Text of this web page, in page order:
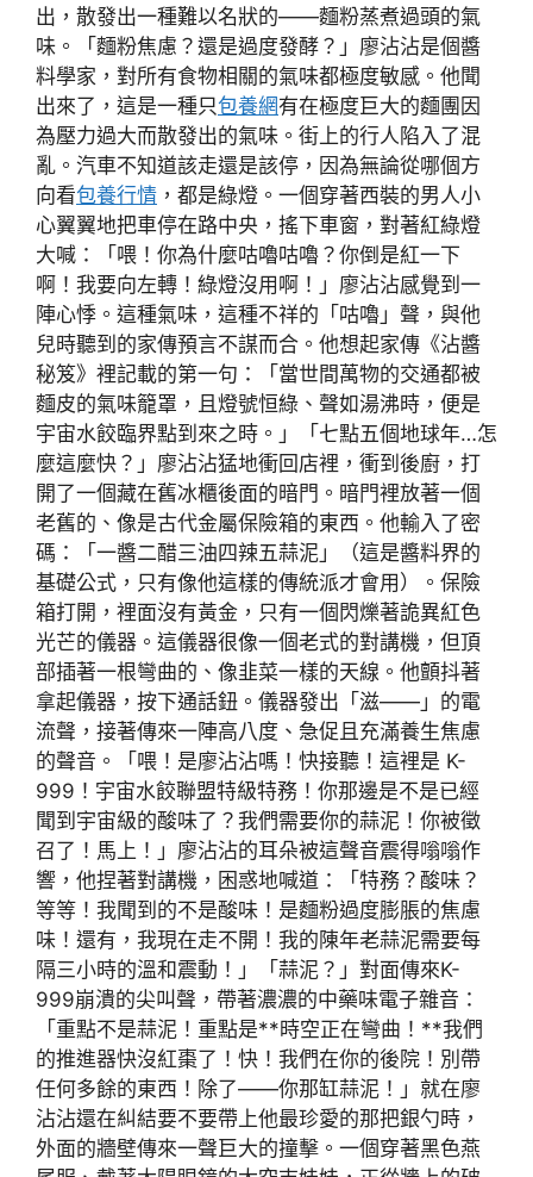
出，散發出一種難以名狀的——麵粉蒸煮過頭的氣
味。「麵粉焦慮？還是過度發酵？」廖沾沾是個醬
料學家，對所有食物相關的氣味都極度敏感。他聞
出來了，這是一種只包養網有在極度巨大的麵團因
為壓力過大而散發出的氣味。街上的行人陷入了混
亂。汽車不知道該走還是該停，因為無論從哪個方
向看包養行情 ，都是綠燈。一個穿著西裝的男人小
心翼翼地把車停在路中央，搖下車窗，對著紅綠燈
大喊：「喂！你為什麼咕嚕咕嚕？你倒是紅一下
啊！我要向左轉！綠燈沒用啊！」廖沾沾感覺到一
陣心悸。這種氣味，這種不祥的「咕嚕」聲，與他
兒時聽到的家傳預言不謀而合。他想起家傳《沾醬
秘笈》裡記載的第一句：「當世間萬物的交通都被
麵皮的氣味籠罩，且燈號恒綠、聲如湯沸時，便是
宇宙水餃臨界點到來之時。」「七點五個地球年…怎
麼這麼快？」廖沾沾猛地衝回店裡，衝到後廚，打
開了一個藏在舊冰櫃後面的暗門。暗門裡放著一個
老舊的、像是古代金屬保險箱的東西。他輸入了密
碼：「一醬二醋三油四辣五蒜泥」（這是醬料界的
基礎公式，只有像他這樣的傳統派才會用）。保險
箱打開，裡面沒有黃金，只有一個閃爍著詭異紅色
光芒的儀器。這儀器很像一個老式的對講機，但頂
部插著一根彎曲的、像韭菜一樣的天線。他顫抖著
拿起儀器，按下通話鈕。儀器發出「滋——」的電
流聲，接著傳來一陣高八度、急促且充滿養生焦慮
的聲音。「喂！是廖沾沾嗎！快接聽！這裡是 K-
999！宇宙水餃聯盟特級特務！你那邊是不是已經
聞到宇宙級的酸味了？我們需要你的蒜泥！你被徵
召了！馬上！」廖沾沾的耳朵被這聲音震得嗡嗡作
響，他捏著對講機，困惑地喊道：「特務？酸味？
等等！我聞到的不是酸味！是麵粉過度膨脹的焦慮
味！還有，我現在走不開！我的陳年老蒜泥需要每
隔三小時的溫和震動！」「蒜泥？」對面傳來K-
999崩潰的尖叫聲，帶著濃濃的中藥味電子雜音：
「重點不是蒜泥！重點是**時空正在彎曲！**我們
的推進器快沒紅棗了！快！我們在你的後院！別帶
任何多餘的東西！除了——你那缸蒜泥！」就在廖
沾沾還在糾結要不要帶上他最珍愛的那把銀勺時，
外面的牆壁傳來一聲巨大的撞擊。一個穿著黑色燕